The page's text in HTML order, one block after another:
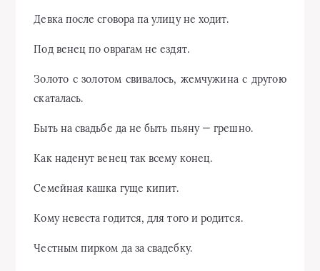
Девка после сговора па улицу не xoдит.
Под венец по оврагам не ездят.
Золото с золотом свивалось, жемчужина с другою
скаталась.
Быть на свадьбе да не быть пьяну — грешно.
Как наденут венец так всему конец.
Семейная кашка гуще кипит.
Кому невеста годится, для того и родится.
Честным пирком да за свадебку.